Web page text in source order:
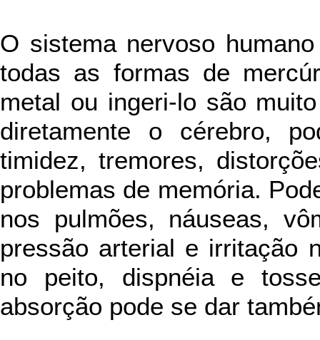
O sistema nervoso
todas as formas de
metal ou ingeri-lo são
diretamente o cérebro,
timidez, tremores,
problemas de memória.
nos pulmões, náuseas,
pressão arterial e irritação
no peito, dispnéia e
absorção pode se dar